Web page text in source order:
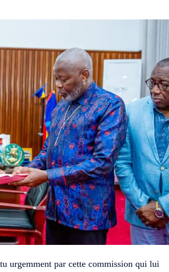
urgemment par cette commission qui lui